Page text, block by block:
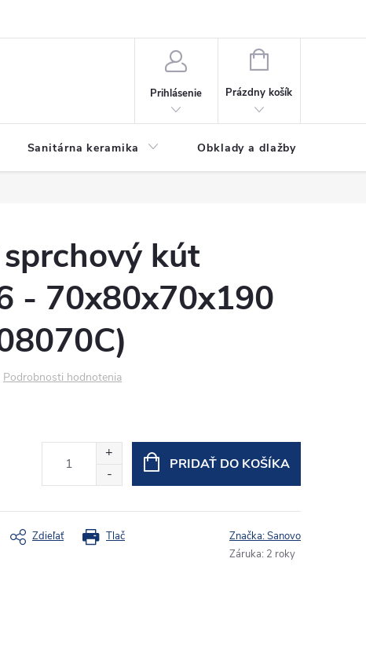
Prihlásenie
NÁKUPNÝ
Prázdny košík
Sanitárna keramika Obklady a dlažby
kút
- 70x80x70x190
Podrobnosti hodnotenia
PRIDAŤ DO KOŠÍKA
Tlač
Zdieľať Značka:Sanovo
Záruka: 2 roky